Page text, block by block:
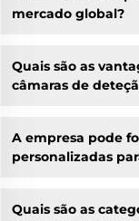
mercado global?
Quais são as
câmaras de
A empresa pode
personalizadas
Quais são as